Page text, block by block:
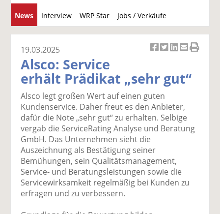
News Interview WRP Star Jobs / Verkäufe
u
c
k
el
a
uf
F
ac
e
b
o
o
k
k
el
t
wi
tt
er
k
el
a
uf
Li
n
e
di
n
te
k
er
E
m
er
se
k
e
19.03.2025
Alsco: Service
erhält Prädikat „sehr gut“
Alsco legt großen Wert auf einen guten
Kundenservice. Daher freut es den Anbieter,
dafür die Note „sehr gut“ zu erhalten. Selbige
vergab die ServiceRating Analyse und Beratung
GmbH. Das Unternehmen sieht die
Auszeichnung als Bestätigung seiner
Bemühungen, sein Qualitätsmanagement,
Service- und Beratungsleistungen sowie die
Servicewirksamkeit regelmäßig bei Kunden zu
erfragen und zu verbessern.